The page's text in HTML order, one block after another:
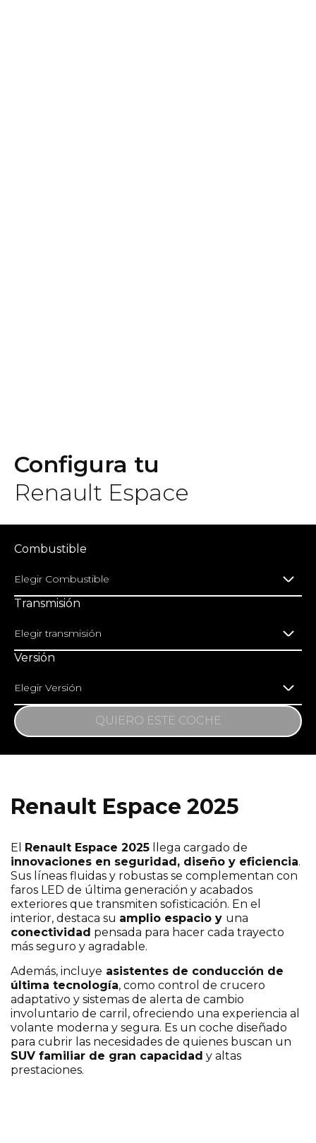
Configura tu
Renault Espace
Combustible
Elegir Combustible
Transmisión
Elegir transmisión
Versión
Elegir Versión
QUIERO ESTE COCHE
¡Escríbenos sin compromiso si te interesa
este modelo!
Selecciona una localización*
Renault Espace 2025
El Renault Espace 2025 llega cargado de
innovaciones en seguridad, diseño y eficiencia.
Sus líneas fluidas y robustas se complementan con
faros LED de última generación y acabados
exteriores que transmiten sofisticación. En el
interior, destaca su amplio espacio y una
conectividad pensada para hacer cada trayecto
más seguro y agradable.
Además, incluye asistentes de conducción de
última tecnología, como control de crucero
adaptativo y sistemas de alerta de cambio
involuntario de carril, ofreciendo una experiencia al
volante moderna y segura. Es un coche diseñado
para cubrir las necesidades de quienes buscan un
SUV familiar de gran capacidad y altas
prestaciones.